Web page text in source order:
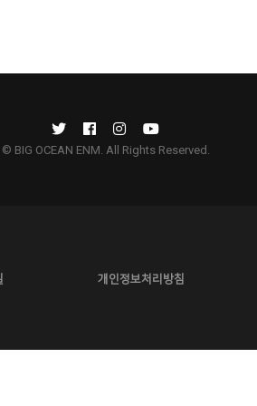
© BIG OCEAN ENM. All Rights Reserved.
개인정보처리방침